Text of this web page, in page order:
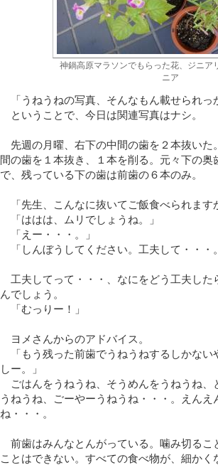
神鍋高原マラソンでもらった花、ジニア
ニア
「うねうねの写真、そんなもん載せられっ
ということで、今日は関連写真はナシ。
先週の月曜、右下の中間の歯を２本抜いた
間の歯を１本抜き、１本を削る。元々下の奥
で、残っている下の歯は前歯の６本のみ。
「先生、こんなに抜いてご飯食べられます
「ははは、ムリでしょうね。」
「えー・・・。」
「しんぼうしてください。工夫して・・・
工夫してって・・・、なにをどう工夫した
んでしょう。
「むっりー！」
ヨメさんからのアドバイス。
「もう残った前歯でうねうねするしかない
しー。」
ごはんをうねうね、そうめんをうねうね、
うねうね、ごーやーうねうね・・・。えん
ね・・・。
前歯はみんなとんがっている。噛み切るこ
ことはできない。すべての食べ物が、細か